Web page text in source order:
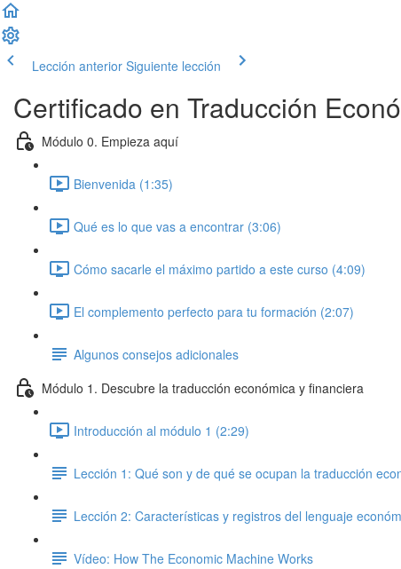
Lección anterior Siguiente lección
Certificado en Traducción
Módulo 0. Empieza aquí
Bienvenida (1:35)
Qué es lo que vas a encontrar (3:06)
Cómo sacarle el máximo partido a este curso (4:09)
El complemento perfecto para tu formación (2:07)
Algunos consejos adicionales
Módulo 1. Descubre la traducción económica y financiera
Introducción al módulo 1 (2:29)
Lección 1: Qué son y de qué se ocupan la traducción
Lección 2: Características y registros del lenguaje
Vídeo: How The Economic Machine Works